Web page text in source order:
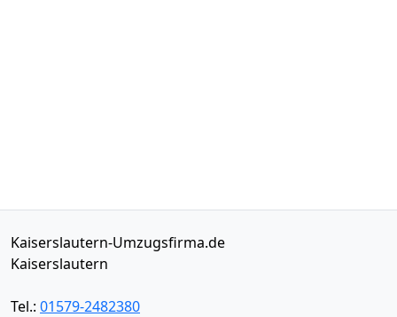
Kaiserslautern-Umzugsfirma.de
Kaiserslautern
Tel.: 01579-2482380